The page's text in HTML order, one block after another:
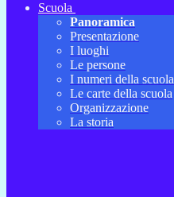
Scuola
Panoramica
Presentazione
I luoghi
Le persone
I numeri della scuola
Le carte della scuola
Organizzazione
La storia